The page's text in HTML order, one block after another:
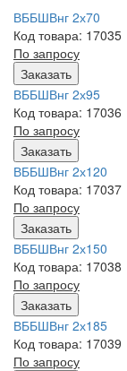
ВББШВнг 2х70
Код товара: 17035
По запросу
Заказать
ВББШВнг 2х95
Код товара: 17036
По запросу
Заказать
ВББШВнг 2х120
Код товара: 17037
По запросу
Заказать
ВББШВнг 2х150
Код товара: 17038
По запросу
Заказать
ВББШВнг 2х185
Код товара: 17039
По запросу